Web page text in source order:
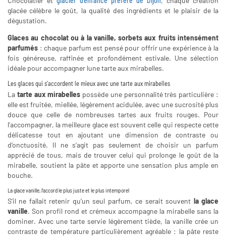
glacée célèbre le goût, la qualité des ingrédients et le plaisir de la
dégustation.
Glaces au chocolat ou à la vanille, sorbets aux fruits intensément
parfumés : chaque parfum est pensé pour offrir une expérience à la
fois généreuse, raffinée et profondément estivale. Une sélection
idéale pour accompagner lune tarte aux mirabelles.
Les glaces qui s’accordent le mieux avec une tarte aux mirabelles
La tarte aux mirabelles possède une personnalité très particulière :
elle est fruitée, miellée, légèrement acidulée, avec une sucrosité plus
douce que celle de nombreuses tartes aux fruits rouges. Pour
l’accompagner, la meilleure glace est souvent celle qui respecte cette
délicatesse tout en ajoutant une dimension de contraste ou
d’onctuosité. Il ne s’agit pas seulement de choisir un parfum
apprécié de tous, mais de trouver celui qui prolonge le goût de la
mirabelle, soutient la pâte et apporte une sensation plus ample en
bouche.
La glace vanille, l’accord le plus juste et le plus intemporel
S’il ne fallait retenir qu’un seul parfum, ce serait souvent la glace
vanille. Son profil rond et crémeux accompagne la mirabelle sans la
dominer. Avec une tarte servie légèrement tiède, la vanille crée un
contraste de température particulièrement agréable : la pâte reste